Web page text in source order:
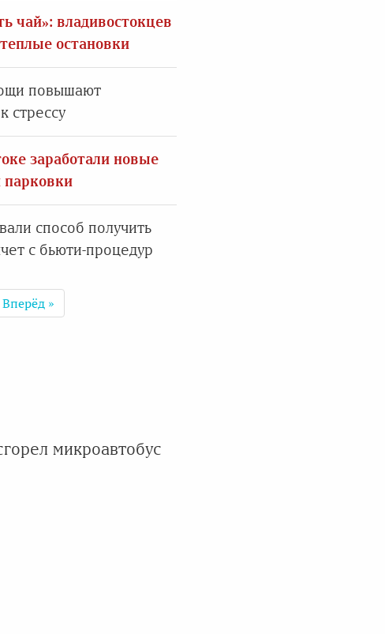
чай»: владивостокцев
остановки
повышают
стрессу
заработали новые
парковки
способ получить
с бьюти-процедур
Вперёд »
микроавтобус